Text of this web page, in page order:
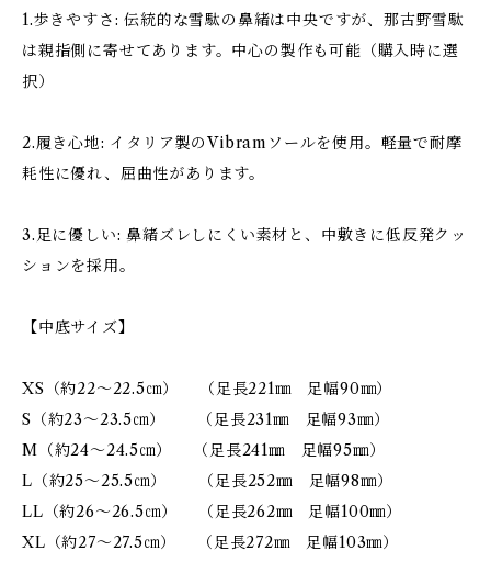
1.歩きやすさ: 伝統的な雪駄の鼻緒は中央ですが、那古野雪駄
は親指側に寄せてあります。中心の製作も可能（購入時に選
択）
2.履き心地: イタリア製のVibramソールを使用。軽量で耐摩
耗性に優れ、屈曲性があります。
3.足に優しい: 鼻緒ズレしにくい素材と、中敷きに低反発クッ
ションを採用。
【中底サイズ】
XS（約22～22.5㎝） （足長221㎜ 足幅90㎜）
S（約23～23.5㎝） （足長231㎜ 足幅93㎜）
M（約24～24.5㎝） （足長241㎜ 足幅95㎜）
L（約25～25.5㎝） （足長252㎜ 足幅98㎜）
LL（約26～26.5㎝） （足長262㎜ 足幅100㎜）
XL（約27～27.5㎝） （足長272㎜ 足幅103㎜）